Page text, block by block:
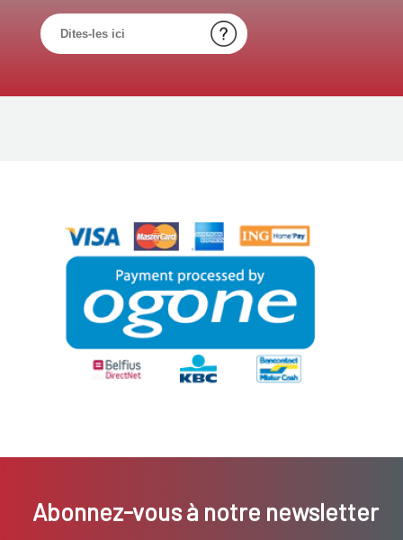
Abonnez-vous à notre newsletter